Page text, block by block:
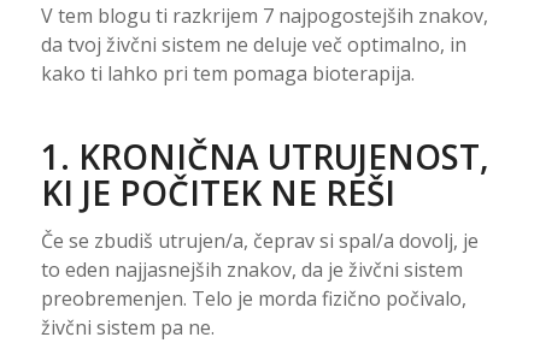
V tem blogu ti razkrijem 7 najpogostejših znakov,
da tvoj živčni sistem ne deluje več optimalno, in
kako ti lahko pri tem pomaga bioterapija.
1. KRONIČNA UTRUJENOST,
KI JE POČITEK NE REŠI
Če se zbudiš utrujen/a, čeprav si spal/a dovolj, je
to eden najjasnejših znakov, da je živčni sistem
preobremenjen. Telo je morda fizično počivalo,
živčni sistem pa ne.